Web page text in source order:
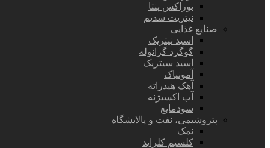
بوراکس پنتا
نیتریت سدیم
صنایع غذایی
اسید نیتریک
گوگرد گرانوله
اسید سیتریک
آمونیاک
آهک هیدراته
آب اکسیژنه
سودمایع
پتروشیمی، نفت و پالایشگاه
نمک
کلسیم کلراید